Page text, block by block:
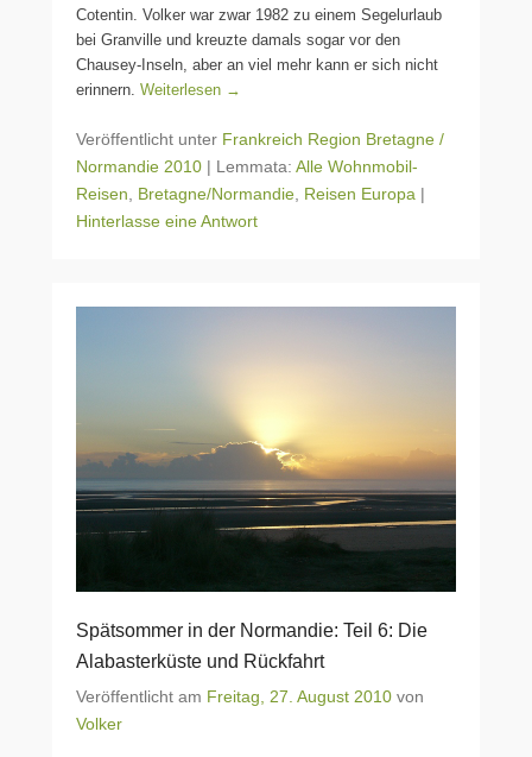
Cotentin. Volker war zwar 1982 zu einem Segelurlaub
bei Granville und kreuzte damals sogar vor den
Chausey-Inseln, aber an viel mehr kann er sich nicht
erinnern. Weiterlesen →
Veröffentlicht unter Frankreich Region Bretagne /
Normandie 2010 | Lemmata: Alle Wohnmobil-
Reisen
Bretagne/Normandie Reisen Europa |
Hinterlasse eine Antwort
Spätsommer in der Normandie: Teil 6: Die
Alabasterküste und Rückfahrt
Veröffentlicht am Freitag, 27. August 2010 von
Volker